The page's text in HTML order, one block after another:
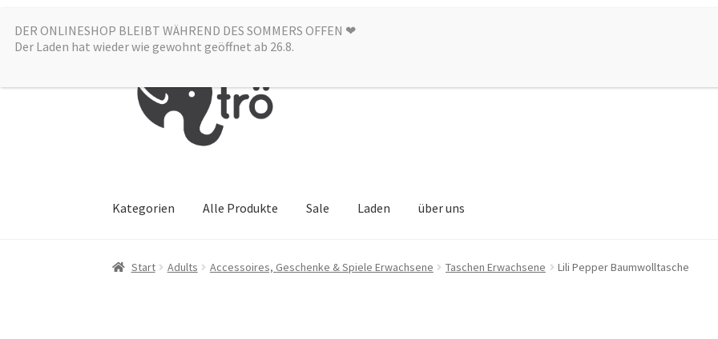
Zur
Zum
Kategorien Alle Produkte Sale Laden über uns
Start Adults Accessoires, Geschenke & Spiele Erwachsene Taschen Erwachsene Lili Pepper Baumwolltasche
DER ONLINESHOP BLEIBT WÄHREND DES SOMMERS OFFEN ❤︎
Der Laden hat wieder wie gewohnt geöffnet ab 26.8.